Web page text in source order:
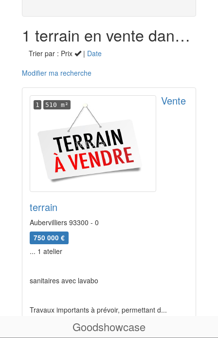
1 terrain en vente dans la Seine-Saint-Denis (93)
Trier par : Prix | Date
Modifier ma recherche
1 510 m² Vente
terrain
Aubervilliers 93300 - 0
750 000 €
... 1 atelier
sanitaires avec lavabo
Travaux importants à prévoir, permettant d...
Goodshowcase